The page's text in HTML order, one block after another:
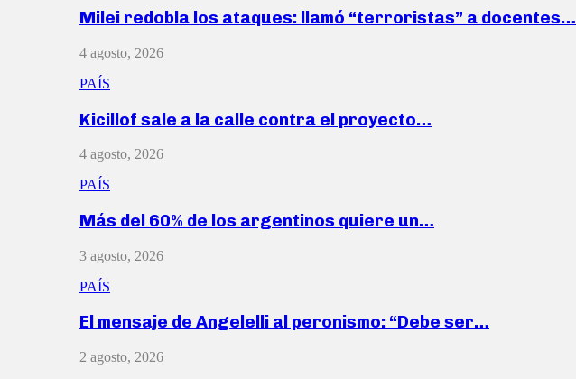
Milei redobla los ataques: llamó “terroristas” a docentes…
4 agosto, 2026
PAÍS
Kicillof sale a la calle contra el proyecto…
4 agosto, 2026
PAÍS
Más del 60% de los argentinos quiere un…
3 agosto, 2026
PAÍS
El mensaje de Angelelli al peronismo: “Debe ser…
2 agosto, 2026